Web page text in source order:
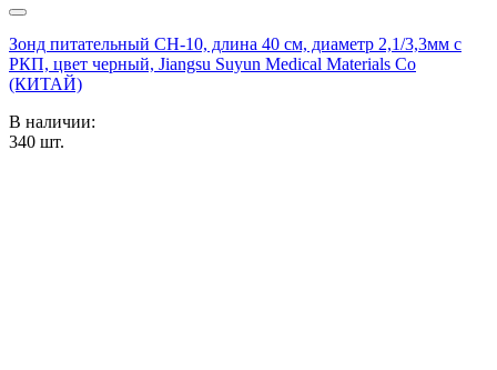
Зонд питательный CH-10, длина 40 см, диаметр 2,1/3,3мм с
РКП, цвет черный, Jiangsu Suyun Medical Materials Co
(КИТАЙ)
В наличии:
340 шт.